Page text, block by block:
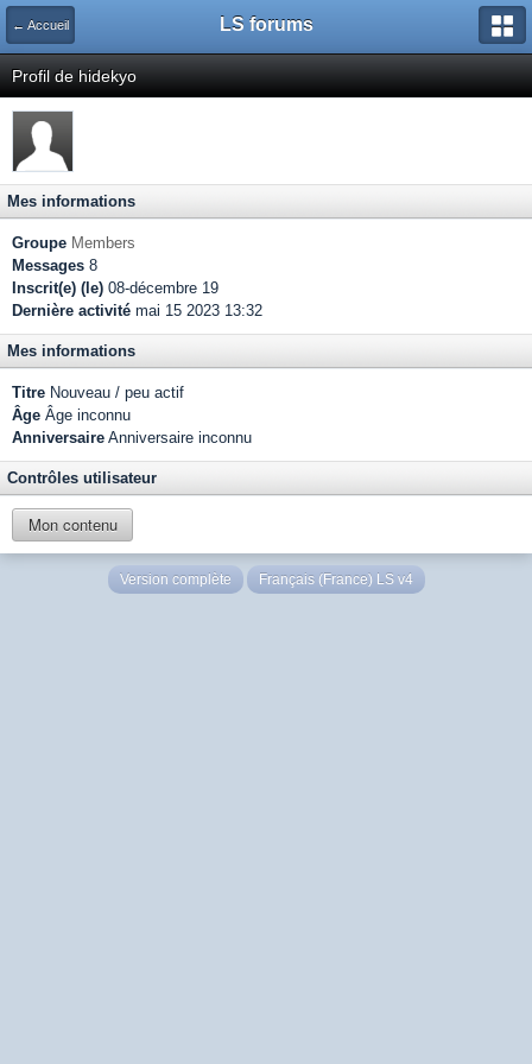
← Accueil LS forums
Profil de hidekyo
Mes informations
Groupe Members
Messages 8
Inscrit(e) (le) 08-décembre 19
Dernière activité mai 15 2023 13:32
Mes informations
Titre Nouveau / peu actif
Âge Âge inconnu
Anniversaire Anniversaire inconnu
Contrôles utilisateur
Mon contenu
Version complète Français (France) LS v4